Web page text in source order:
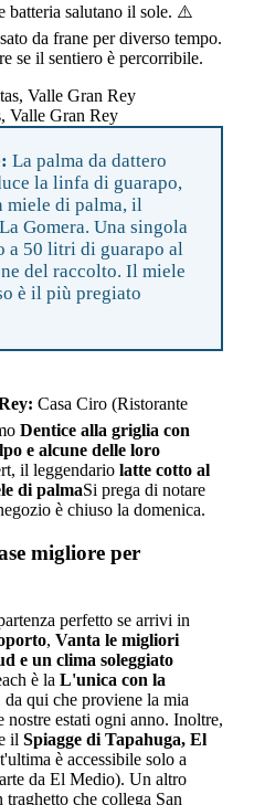
batteria salutano il sole. ⚠️
da frane per diverso tempo.
se il sentiero è percorribile.
Valle Gran Rey
La palma da dattero
la linfa di guarapo,
miele di palma, il
Gomera. Una singola
a 50 litri di guarapo al
del raccolto. Il miele
è il più pregiato
Casa Ciro (Ristorante
Dentice alla griglia con
e alcune delle loro
il leggendario latte cotto al
di palmaSi prega di notare
è chiuso la domenica.
migliore per
perfetto se arrivi in
, Vanta le migliori
e un clima soleggiato
è la L'unica con la
da qui che proviene la mia
estati ogni anno. Inoltre,
il Spiagge di Tapahuga, El
è accessibile solo a
da El Medio). Un altro
traghetto che collega San